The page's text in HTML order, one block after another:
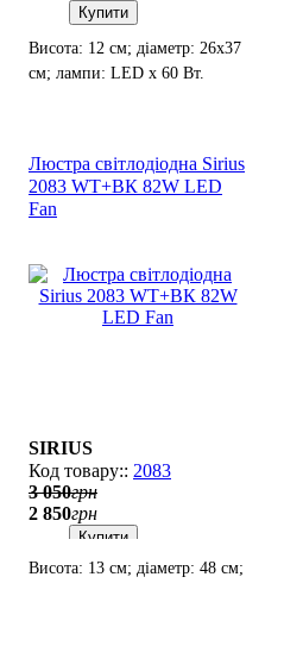
Купити
Висота: 12 см; діаметр: 26х37
см; лампи: LED х 60 Вт.
Люстра світлодіодна Sirius
2083 WT+ВК 82W LED
Fan
SIRIUS
2083
3 050грн
2 850грн
Купити
Висота: 13 см; діаметр: 48 см;